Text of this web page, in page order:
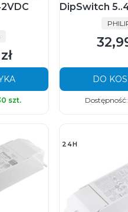
szt.
DipSwitch
Cena
DO
24H